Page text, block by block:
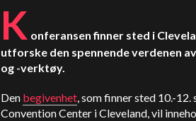
K onferansen finner sted i
utforske den spennende verdenen
og -verktøy.
Den begivenhet, som finner sted 10.-
Convention Center i Cleveland, vil